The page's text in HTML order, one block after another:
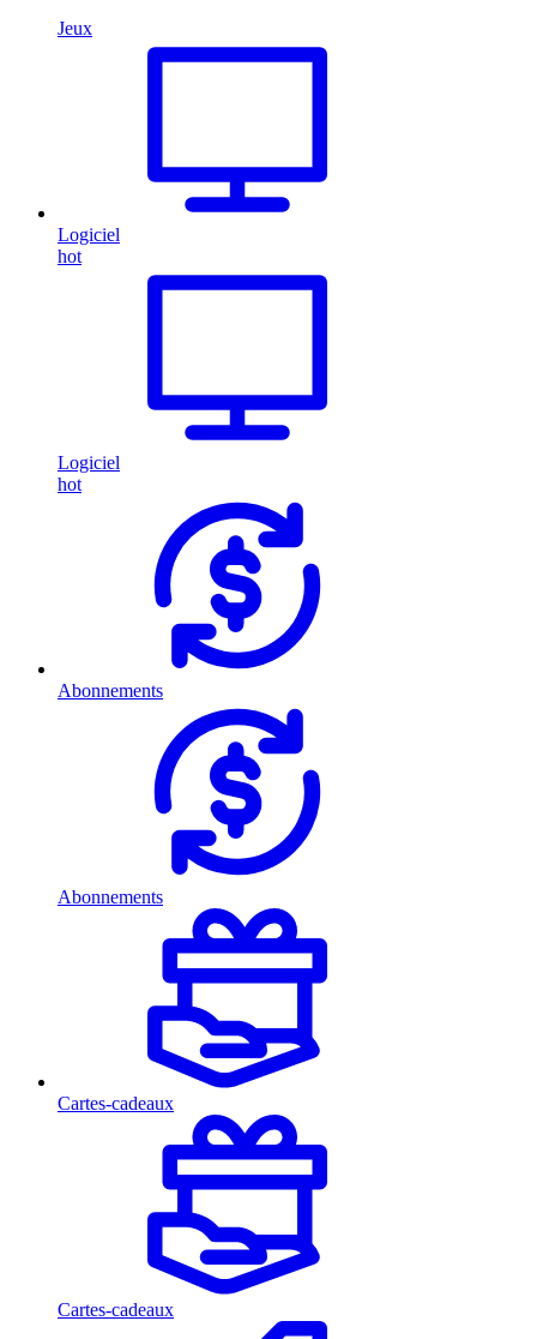
Jeux
Logiciel
hot
Logiciel
hot
Abonnements
Abonnements
Cartes-cadeaux
Cartes-cadeaux